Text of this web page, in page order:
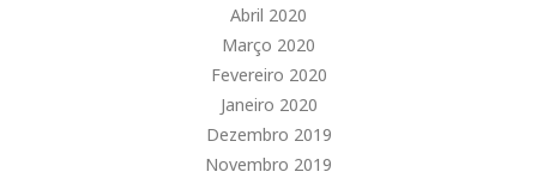
Abril 2020
Março 2020
Fevereiro 2020
Janeiro 2020
Dezembro 2019
Novembro 2019